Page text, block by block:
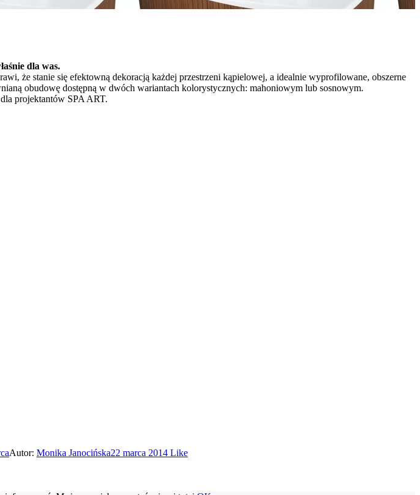
dla was.
że stanie się efektowną dekoracją każdej przestrzeni kąpielowej, a idealnie wyprofilowane, obszerne
obudowę dostępną w dwóch wariantach kolorystycznych: mahoniowym lub sosnowym.
projektantów SPA ART.
Autor: Monika Janocińska22 marca 2014 Like